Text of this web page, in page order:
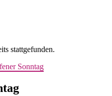
stattgefunden.
Sonntag